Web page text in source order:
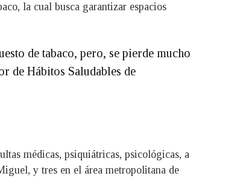
la cual busca garantizar espacios
de tabaco, pero, se pierde mucho
de Hábitos Saludables de
médicas, psiquiátricas, psicológicas, a
y tres en el área metropolitana de